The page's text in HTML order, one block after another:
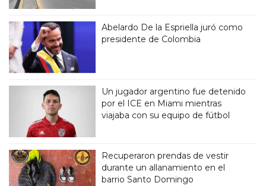
Abelardo De la Espriella juró como
presidente de Colombia
Un jugador argentino fue detenido
por el ICE en Miami mientras
viajaba con su equipo de fútbol
Recuperaron prendas de vestir
durante un allanamiento en el
barrio Santo Domingo